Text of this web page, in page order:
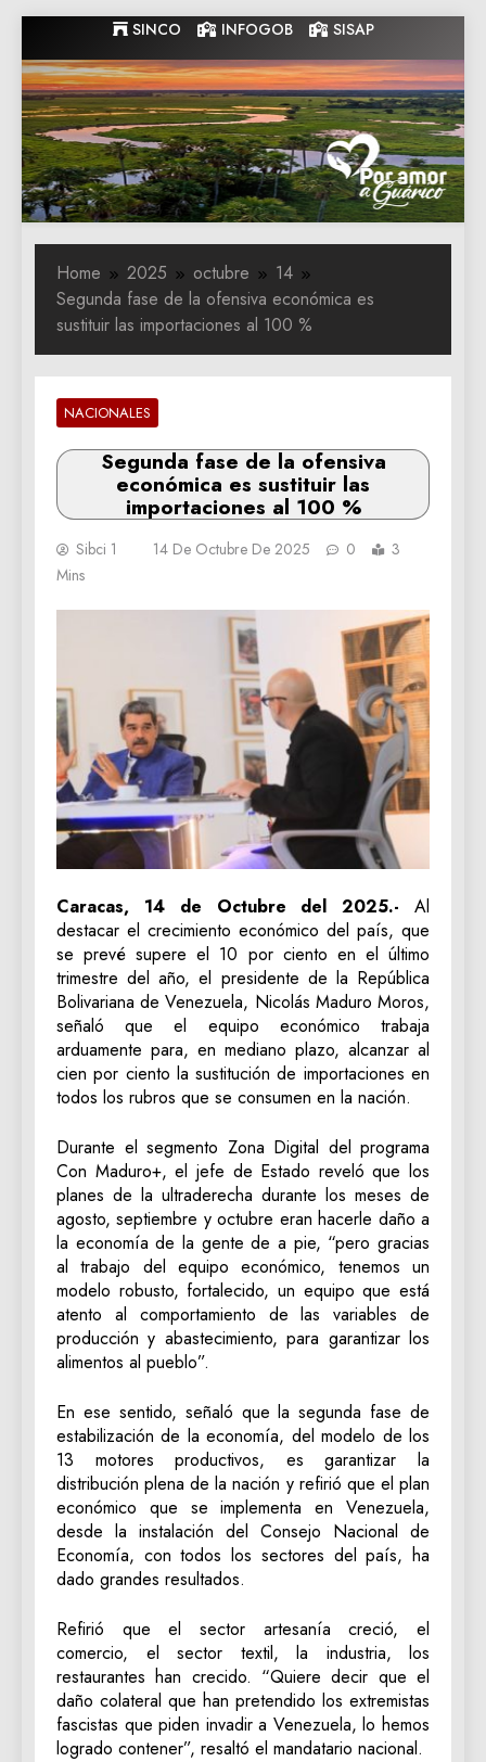
to
content
SINCO INFOGOB SISAP
Gobernacion
de Guarico
Gobernacion de Guarico
Home 2025 octubre
14
Segunda fase de la ofensiva económica es
sustituir las importaciones al 100 %
NACIONALES
Segunda fase de la ofensiva
económica es sustituir las
importaciones al 100 %
Sibci 1 14 De Octubre De 2025 0
3
Mins
Caracas, 14 de Octubre del 2025.- Al
destacar el crecimiento económico del país, que
se prevé supere el 10 por ciento en el último
trimestre del año, el presidente de la República
Bolivariana de Venezuela, Nicolás Maduro Moros,
señaló que el equipo económico trabaja
arduamente para, en mediano plazo, alcanzar al
cien por ciento la sustitución de importaciones en
todos los rubros que se consumen en la nación.
Durante el segmento Zona Digital del programa
Con Maduro+, el jefe de Estado reveló que los
planes de la ultraderecha durante los meses de
agosto, septiembre y octubre eran hacerle daño a
la economía de la gente de a pie, “pero gracias
al trabajo del equipo económico, tenemos un
modelo robusto, fortalecido, un equipo que está
atento al comportamiento de las variables de
producción y abastecimiento, para garantizar los
alimentos al pueblo”.
En ese sentido, señaló que la segunda fase de
estabilización de la economía, del modelo de los
13 motores productivos, es garantizar la
distribución plena de la nación y refirió que el plan
económico que se implementa en Venezuela,
desde la instalación del Consejo Nacional de
Economía, con todos los sectores del país, ha
dado grandes resultados.
Refirió que el sector artesanía creció, el
comercio, el sector textil, la industria, los
restaurantes han crecido. “Quiere decir que el
daño colateral que han pretendido los extremistas
fascistas que piden invadir a Venezuela, lo hemos
logrado contener”, resaltó el mandatario nacional.